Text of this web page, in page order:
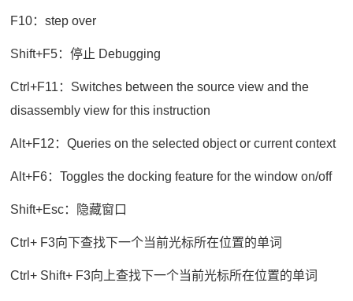
F10：step over
Shift+F5：停止 Debugging
Ctrl+F11：Switches between the source view and the
disassembly view for this instruction
Alt+F12：Queries on the selected object or current context
Alt+F6：Toggles the docking feature for the window on/off
Shift+Esc：隐藏窗口
Ctrl+ F3向下查找下一个当前光标所在位置的单词
Ctrl+ Shift+ F3向上查找下一个当前光标所在位置的单词